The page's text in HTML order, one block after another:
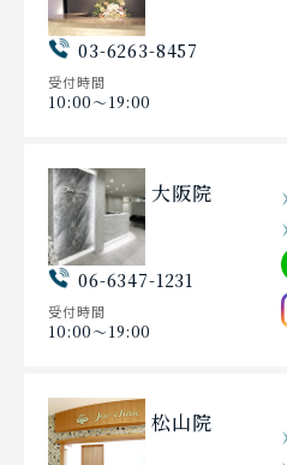
03-6263-8457
受付時間
10:00〜19:00
大阪院
06-6347-1231
受付時間
10:00〜19:00
松山院